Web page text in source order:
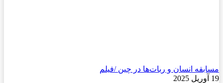
مسابقه انسان و ربات‌ها در چین /فیلم
19 آوریل 2025